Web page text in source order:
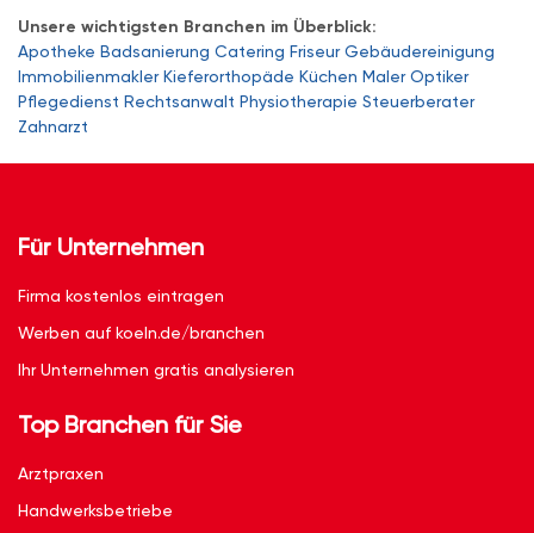
Unsere wichtigsten Branchen im Überblick:
Apotheke Badsanierung Catering Friseur Gebäudereinigung
Immobilienmakler Kieferorthopäde Küchen Maler Optiker
Pflegedienst Rechtsanwalt Physiotherapie Steuerberater
Zahnarzt
Für Unternehmen
Firma kostenlos eintragen
Werben auf koeln.de/branchen
Ihr Unternehmen gratis analysieren
Top Branchen für Sie
Arztpraxen
Handwerksbetriebe